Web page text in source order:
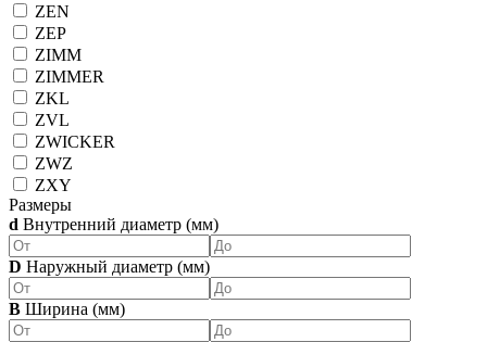
ZEN
ZEP
ZIMM
ZIMMER
ZKL
ZVL
ZWICKER
ZWZ
ZXY
Размеры
d Внутренний диаметр (мм)
D Наружный диаметр (мм)
B Ширина (мм)